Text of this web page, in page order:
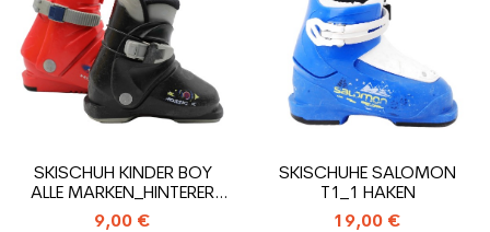
SKISCHUH KINDER BOY
ALLE MARKEN_HINTERER
EINSTIEGS
9,00 €
SKISCHUHE SALOMON
T1_1 HAKEN
19,00 €